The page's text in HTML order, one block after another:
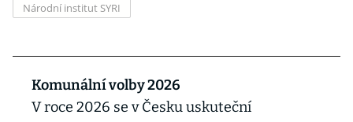
Národní institut SYRI
Komunální volby 2026
V roce 2026 se v Česku uskuteční